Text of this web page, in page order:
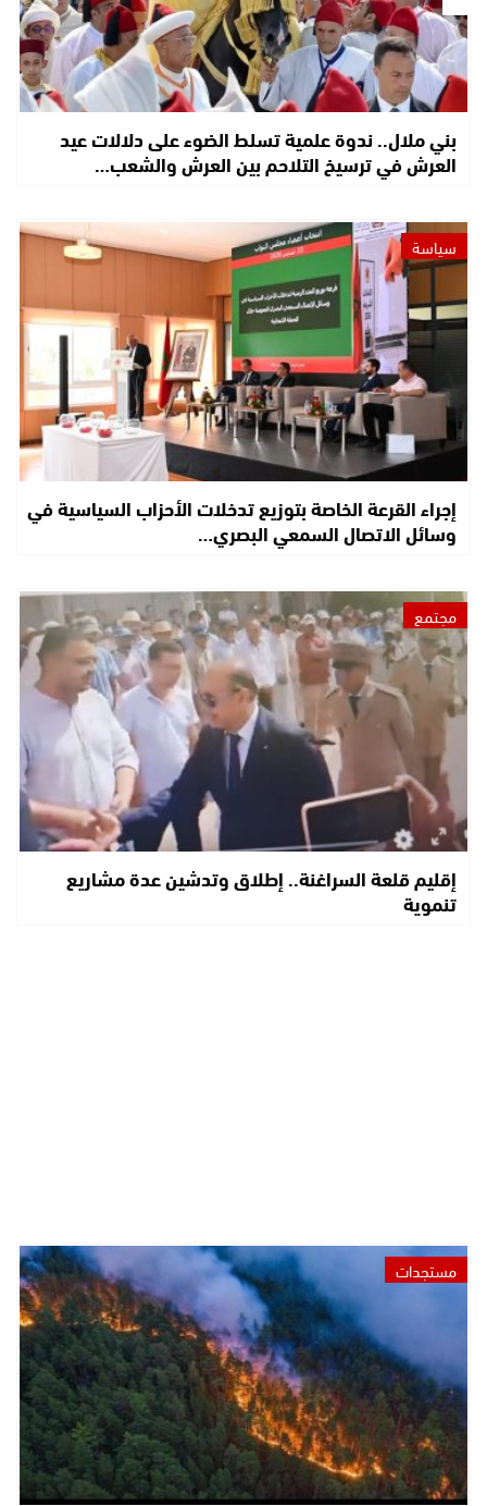
بني ملال.. ندوة علمية تسلط الضوء على دلالات عيد
العرش في ترسيخ التلاحم بين العرش والشعب…
سياسة
إجراء القرعة الخاصة بتوزيع تدخلات الأحزاب السياسية في
وسائل الاتصال السمعي البصري…
مجتمع
إقليم قلعة السراغنة.. إطلاق وتدشين عدة مشاريع
تنموية
مستجدات